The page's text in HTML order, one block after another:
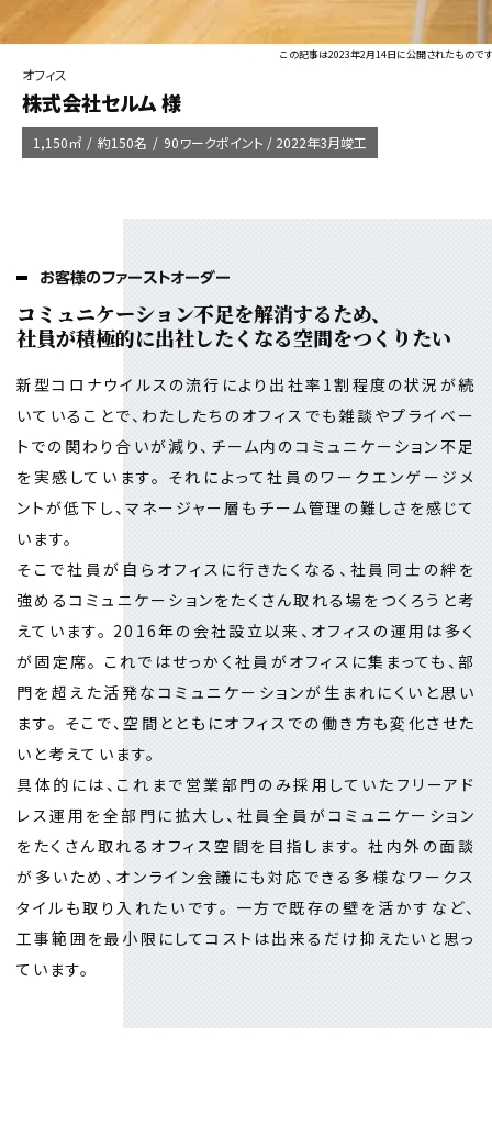
この記事は2023年2月14日に公開されたものです
オフィス
株式会社セルム 様
1,150㎡ 約150名 90ワークポイント / 2022年3月竣工
お客様のファーストオーダー
コミュニケーション不足を解消するため、
社員が積極的に出社したくなる空間をつくりたい
新型コロナウイルスの流行により出社率1割程度の状況が続
いていることで、わたしたちのオフィスでも雑談やプライベー
トでの関わり合いが減り、チーム内のコミュニケーション不足
を実感しています。 それによって社員のワークエンゲージメ
ントが低下し、マネージャー層もチーム管理の難しさを感じて
います。
そこで社員が自らオフィスに行きたくなる、社員同士の絆を
強めるコミュニケーションをたくさん取れる場をつくろうと考
えています。 2016年の会社設立以来、オフィスの運用は多く
が固定席。 これではせっかく社員がオフィスに集まっても、部
門を超えた活発なコミュニケーションが生まれにくいと思い
ます。 そこで、空間とともにオフィスでの働き方も変化させた
いと考えています。
具体的には、これまで営業部門のみ採用していたフリーアド
レス運用を全部門に拡大し、社員全員がコミュニケーション
をたくさん取れるオフィス空間を目指します。 社内外の面談
が多いため、オンライン会議にも対応できる多様なワークス
タイルも取り入れたいです。 一方で既存の壁を活かすなど、
工事範囲を最小限にしてコストは出来るだけ抑えたいと思っ
ています。